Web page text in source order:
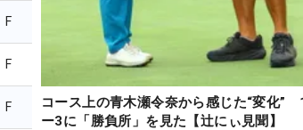
F
F
F
コース上の青木瀬令奈から感じた“変化”
ー3に「勝負所」を見た【辻にぃ見聞】